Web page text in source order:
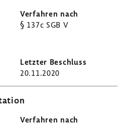
§ 137c SGB V
20.11.2020